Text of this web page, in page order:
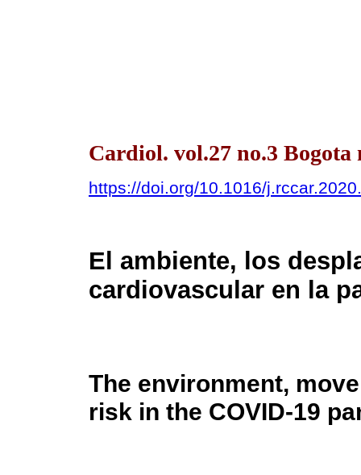
Cardiol. vol.27 no.3
https://doi.org/10.1016/
El ambiente, los
cardiovascular en la
The environment,
risk in the COVID-19